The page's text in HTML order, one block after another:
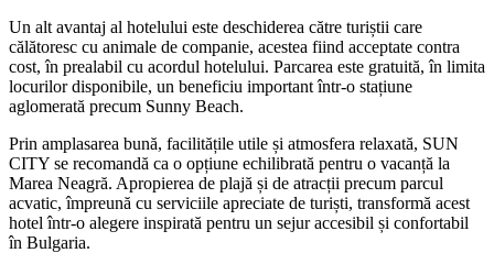
Un alt avantaj al hotelului este deschiderea către turiștii care
călătoresc cu animale de companie, acestea fiind acceptate contra
cost, în prealabil cu acordul hotelului. Parcarea este gratuită, în limita
locurilor disponibile, un beneficiu important într-o stațiune
aglomerată precum Sunny Beach.
Prin amplasarea bună, facilitățile utile și atmosfera relaxată, SUN
CITY se recomandă ca o opțiune echilibrată pentru o vacanță la
Marea Neagră. Apropierea de plajă și de atracții precum parcul
acvatic, împreună cu serviciile apreciate de turiști, transformă acest
hotel într-o alegere inspirată pentru un sejur accesibil și confortabil
în Bulgaria.